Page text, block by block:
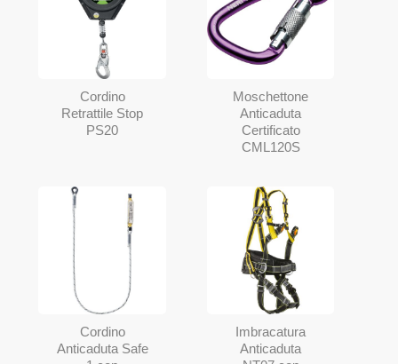
Cordino
Retrattile Stop
PS20
Moschettone
Anticaduta
Certificato
CML120S
Cordino
Anticaduta Safe
Imbracatura
Anticaduta